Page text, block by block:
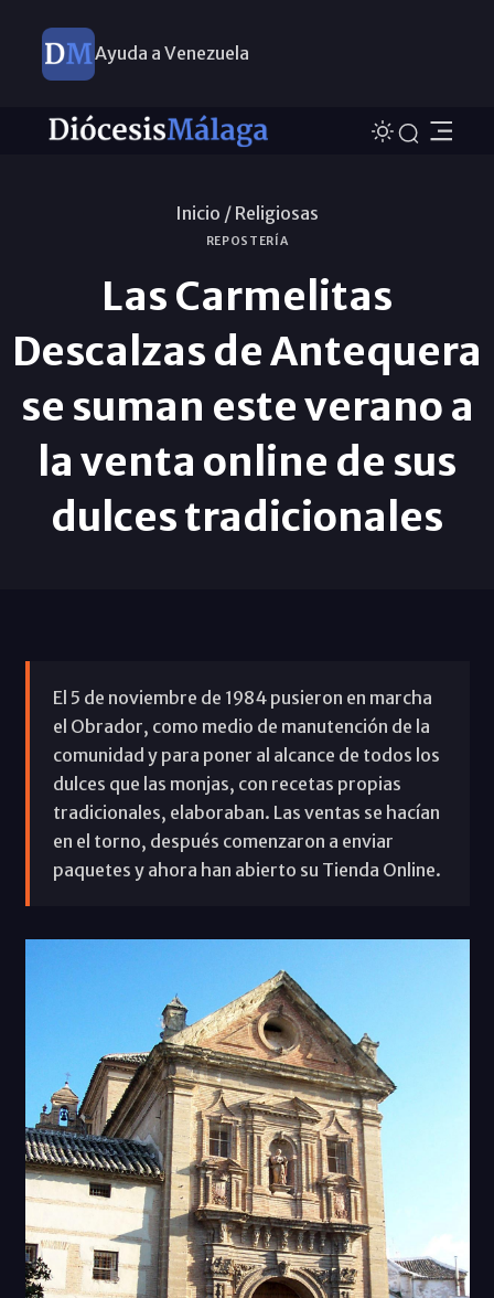
Ayuda a Venezuela
Inicio / Religiosas
REPOSTERÍA
Las Carmelitas
Descalzas de Antequera
se suman este verano a
la venta online de sus
dulces tradicionales
El 5 de noviembre de 1984 pusieron en marcha
el Obrador, como medio de manutención de la
comunidad y para poner al alcance de todos los
dulces que las monjas, con recetas propias
tradicionales, elaboraban. Las ventas se hacían
en el torno, después comenzaron a enviar
paquetes y ahora han abierto su Tienda Online.